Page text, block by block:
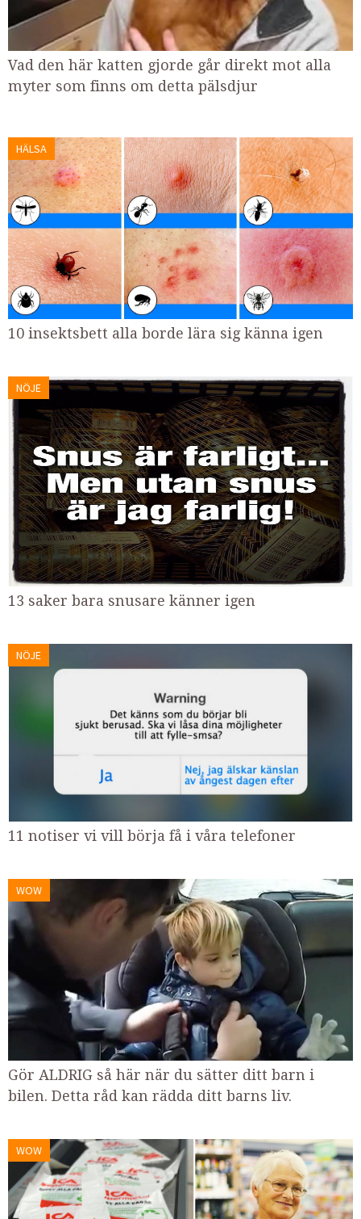
Vad den här katten gjorde går direkt mot alla
myter som finns om detta pälsdjur
HÄLSA
10 insektsbett alla borde lära sig känna igen
NÖJE
13 saker bara snusare känner igen
NÖJE
11 notiser vi vill börja få i våra telefoner
WOW
Gör ALDRIG så här när du sätter ditt barn i
bilen. Detta råd kan rädda ditt barns liv.
WOW